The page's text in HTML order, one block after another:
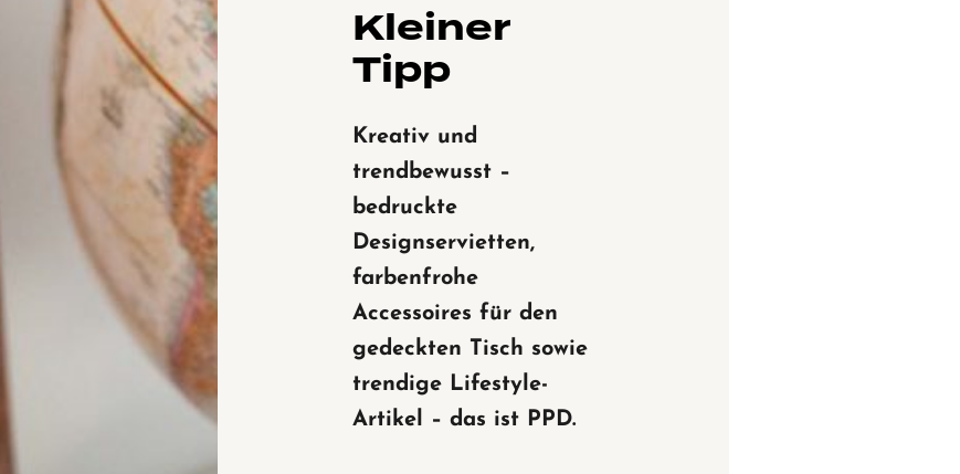
Kleiner
Tipp
Kreativ und
trendbewusst –
bedruckte
Designservietten,
farbenfrohe
Accessoires für den
gedeckten Tisch sowie
trendige Lifestyle-
Artikel – das ist PPD.